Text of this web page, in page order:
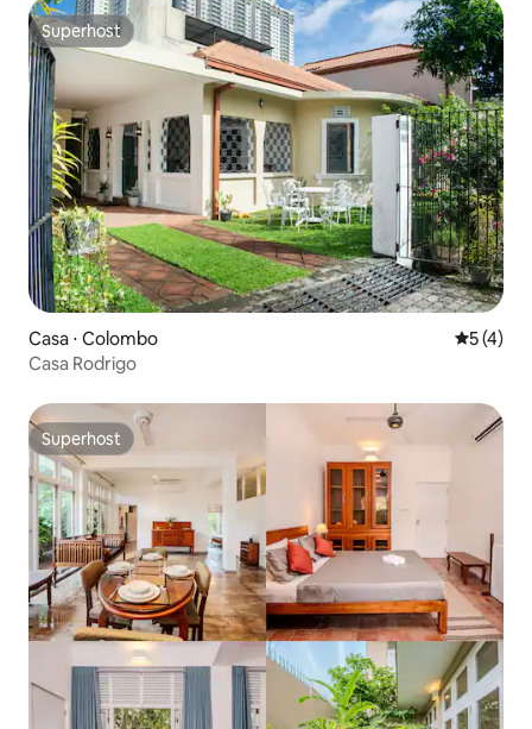
Superhost
Superhost
Casa ⋅ Colombo 5 de
5 (4)
Casa Rodrigo
Superhost
Superhost